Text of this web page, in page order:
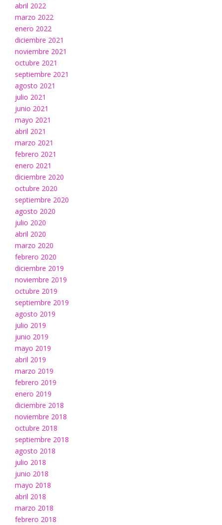
abril 2022
marzo 2022
enero 2022
diciembre 2021
noviembre 2021
octubre 2021
septiembre 2021
agosto 2021
julio 2021
junio 2021
mayo 2021
abril 2021
marzo 2021
febrero 2021
enero 2021
diciembre 2020
octubre 2020
septiembre 2020
agosto 2020
julio 2020
abril 2020
marzo 2020
febrero 2020
diciembre 2019
noviembre 2019
octubre 2019
septiembre 2019
agosto 2019
julio 2019
junio 2019
mayo 2019
abril 2019
marzo 2019
febrero 2019
enero 2019
diciembre 2018
noviembre 2018
octubre 2018
septiembre 2018
agosto 2018
julio 2018
junio 2018
mayo 2018
abril 2018
marzo 2018
febrero 2018